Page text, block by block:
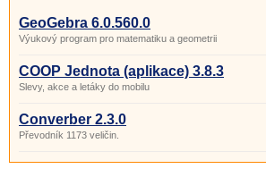
GeoGebra 6.0.560.0
Výukový program pro matematiku a geometrii
COOP Jednota (aplikace) 3.8.3
Slevy, akce a letáky do mobilu
Converber 2.3.0
Převodník 1173 veličin.